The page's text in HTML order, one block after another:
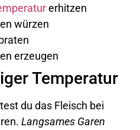
erhitzen
würzen
erzeugen
Temperatur
du das Fleisch bei
Langsames Garen